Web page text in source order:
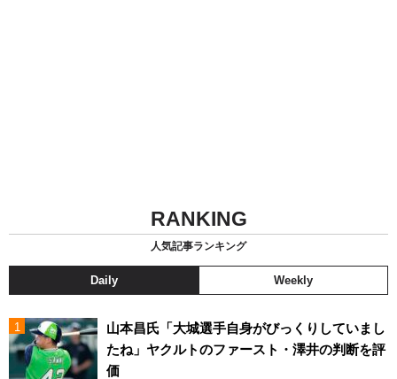
RANKING
人気記事ランキング
Daily Weekly
山本昌氏「大城選手自身がびっくりしていまし
たね」ヤクルトのファースト・澤井の判断を評
価